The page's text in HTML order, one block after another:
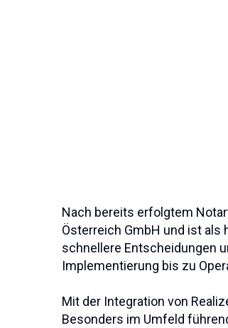
Nach bereits erfolgtem
Österreich GmbH und ist als
schnellere Entscheidungen
Implementierung bis zu
Mit der Integration von
Besonders im Umfeld